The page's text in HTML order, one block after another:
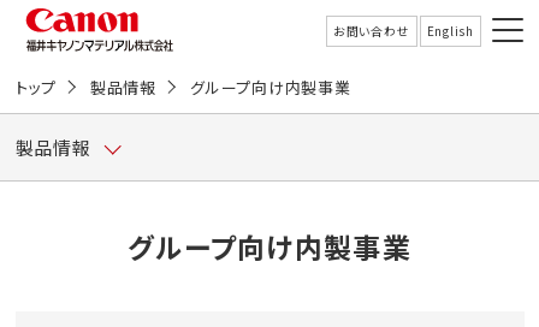
の
本
文
へ
お問い合わせ English
受託サービス
技術情報
トップ 製品情報 グループ向け内製事業
製品情報
グループ向け内製事業